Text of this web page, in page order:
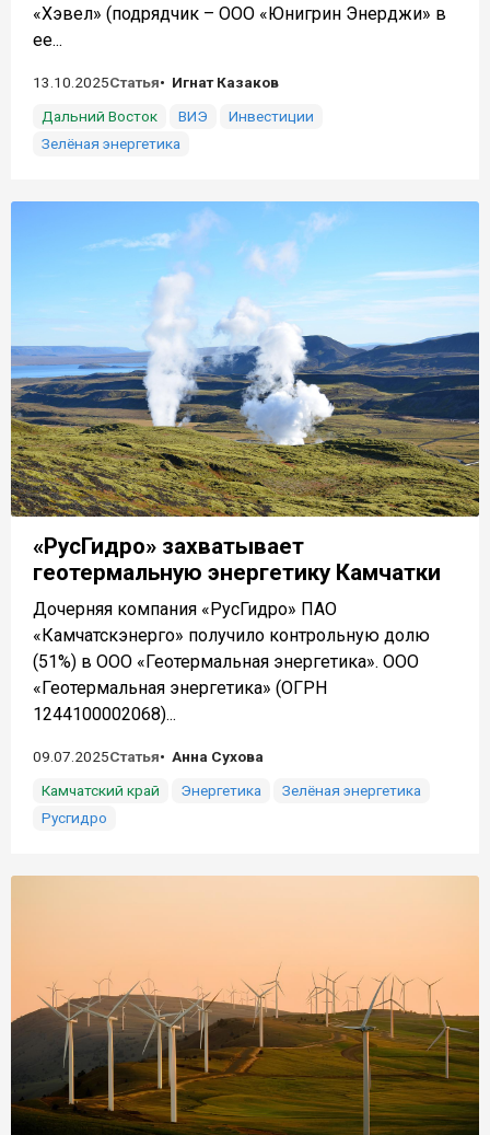
«Хэвел» (подрядчик – ООО «Юнигрин Энерджи» в
ее...
13.10.2025Статья
Игнат Казаков
Дальний Восток
ВИЭ
Инвестиции
Зелёная энергетика
«РусГидро» захватывает
геотермальную энергетику Камчатки
Дочерняя компания «РусГидро» ПАО
«Камчатскэнерго» получило контрольную долю
(51%) в ООО «Геотермальная энергетика». ООО
«Геотермальная энергетика» (ОГРН
1244100002068)...
09.07.2025Статья
Анна Сухова
Камчатский край
Энергетика
Зелёная энергетика
Русгидро